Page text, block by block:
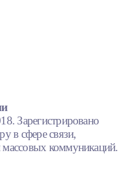
Зарегистрировано
в сфере связи,
коммуникаций.